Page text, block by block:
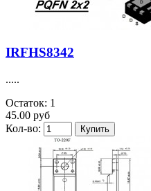
IRFHS8342
.....
Остаток: 1
45.00 руб
Кол-во: